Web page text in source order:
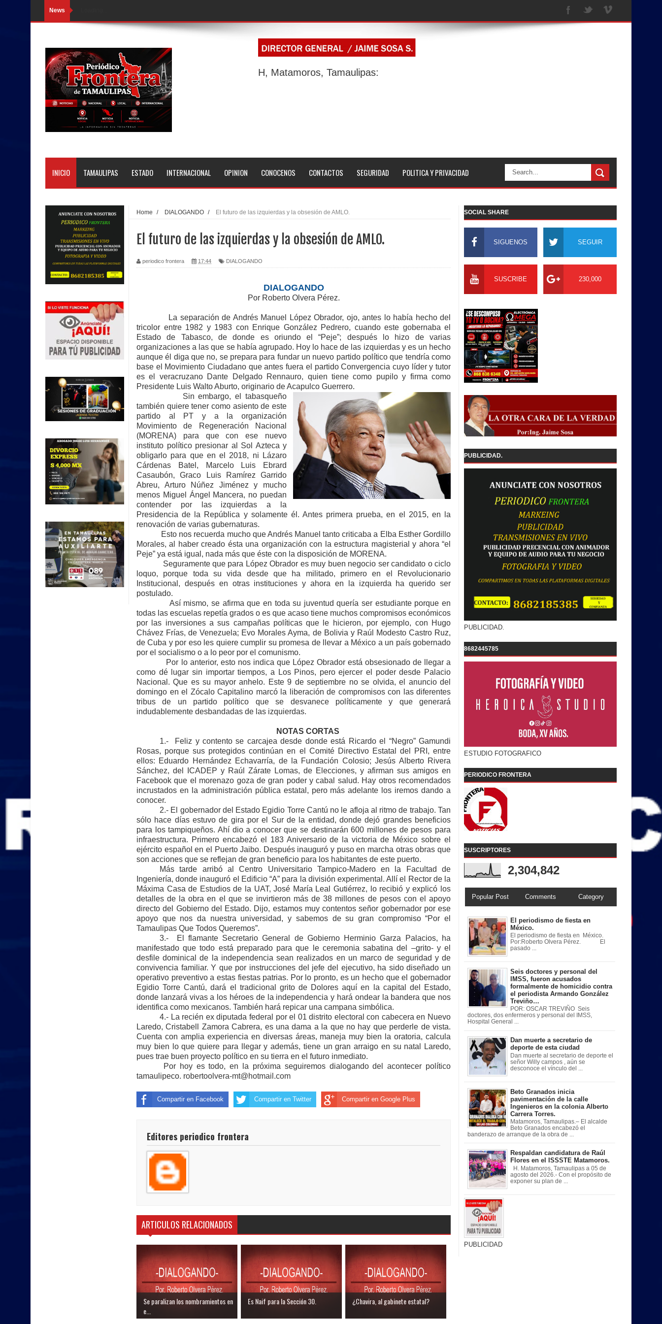
News
H, Matamoros, Tamaulipas:
INICIO TAMAULIPAS ESTADO INTERNACIONAL OPINION CONOCENOS CONTACTOS SEGURIDAD POLITICA Y PRIVACIDAD
Home / DIALOGANDO / El futuro de las izquierdas y la obsesión de AMLO.
El futuro de las izquierdas y la obsesión de AMLO.
periodico frontera 17:44 DIALOGANDO
DIALOGANDO
Por Roberto Olvera Pérez.
La separación de Andrés Manuel López Obrador, ojo, antes lo había hecho del
tricolor entre 1982 y 1983 con Enrique González Pedrero, cuando este gobernaba el
Estado de Tabasco, de donde es oriundo el “Peje”; después lo hizo de varias
organizaciones a las que se había agrupado. Hoy lo hace de las izquierdas y es un hecho
aunque él diga que no, se prepara para fundar un nuevo partido político que tendría como
base el Movimiento Ciudadano que antes fuera el partido Convergencia cuyo líder y tutor
es el veracruzano Dante Delgado Rennauro, quien tiene como pupilo y firma como
Presidente Luis Walto Aburto, originario de Acapulco Guerrero.
Sin embargo, el tabasqueño
también quiere tener como asiento de este
partido al PT y a la organización
Movimiento de Regeneración Nacional
(MORENA) para que con ese nuevo
instituto político presionar al Sol Azteca y
obligarlo para que en el 2018, ni Lázaro
Cárdenas Batel, Marcelo Luis Ebrard
Casaubón, Graco Luis Ramírez Garrido
Abreu, Arturo Núñez Jiménez y mucho
menos Miguel Ángel Mancera, no puedan
contender por las izquierdas a la
Presidencia de la República y solamente él. Antes primera prueba, en el 2015, en la
renovación de varias gubernaturas.
Esto nos recuerda mucho que Andrés Manuel tanto criticaba a Elba Esther Gordillo
Morales, al haber creado ésta una organización con la estructura magisterial y ahora “el
Peje” ya está igual, nada más que éste con la disposición de MORENA.
Seguramente que para López Obrador es muy buen negocio ser candidato o ciclo
loquo, porque toda su vida desde que ha militado, primero en el Revolucionario
Institucional, después en otras instituciones y ahora en la izquierda ha querido ser
postulado.
Así mismo, se afirma que en toda su juventud quería ser estudiante porque en
todas las escuelas repetía grados o es que acaso tiene muchos compromisos económicos
por las inversiones a sus campañas políticas que le hicieron, por ejemplo, con Hugo
Chávez Frías, de Venezuela; Evo Morales Ayma, de Bolivia y Raúl Modesto Castro Ruz,
de Cuba y por eso les quiere cumplir su promesa de llevar a México a un país gobernado
por el socialismo o a lo peor por el comunismo.
Por lo anterior, esto nos indica que López Obrador está obsesionado de llegar a
como dé lugar sin importar tiempos, a Los Pinos, pero ejercer el poder desde Palacio
Nacional. Que es su mayor anhelo. Este 9 de septiembre no se olvida, el anuncio del
domingo en el Zócalo Capitalino marcó la liberación de compromisos con las diferentes
tribus de un partido político que se desvanece políticamente y que generará
indudablemente desbandadas de las izquierdas.
NOTAS CORTAS
1.- Feliz y contento se carcajea desde donde está Ricardo el “Negro” Gamundi
Rosas, porque sus protegidos continúan en el Comité Directivo Estatal del PRI, entre
ellos: Eduardo Hernández Echavarría, de la Fundación Colosio; Jesús Alberto Rivera
Sánchez, del ICADEP y Raúl Zárate Lomas, de Elecciones, y afirman sus amigos en
Facebook que el morenazo goza de gran poder y cabal salud. Hay otros recomendados
incrustados en la administración pública estatal, pero más adelante los iremos dando a
conocer.
2.- El gobernador del Estado Egidio Torre Cantú no le afloja al ritmo de trabajo. Tan
sólo hace días estuvo de gira por el Sur de la entidad, donde dejó grandes beneficios
para los tampiqueños. Ahí dio a conocer que se destinarán 600 millones de pesos para
infraestructura. Primero encabezó el 183 Aniversario de la victoria de México sobre el
ejército español en el Puerto Jaibo. Después inauguró y puso en marcha otras obras que
son acciones que se reflejan de gran beneficio para los habitantes de este puerto.
Más tarde arribó al Centro Universitario Tampico-Madero en la Facultad de
Ingeniería, donde inauguró el Edificio “A” para la división experimental. Allí el Rector de la
Máxima Casa de Estudios de la UAT, José María Leal Gutiérrez, lo recibió y explicó los
detalles de la obra en el que se invirtieron más de 38 millones de pesos con el apoyo
directo del Gobierno del Estado. Dijo, estamos muy contentos señor gobernador por ese
apoyo que nos da nuestra universidad, y sabemos de su gran compromiso “Por el
Tamaulipas Que Todos Queremos”.
3.- El flamante Secretario General de Gobierno Herminio Garza Palacios, ha
manifestado que todo está preparado para que le ceremonia sabatina del –grito- y el
desfile dominical de la independencia sean realizados en un marco de seguridad y de
convivencia familiar. Y que por instrucciones del jefe del ejecutivo, ha sido diseñado un
operativo preventivo a estas fiestas patrias. Por lo pronto, es un hecho que el gobernador
Egidio Torre Cantú, dará el tradicional grito de Dolores aquí en la capital del Estado,
donde lanzará vivas a los héroes de la independencia y hará ondear la bandera que nos
identifica como mexicanos. También hará repicar una campana simbólica.
4.- La recién ex diputada federal por el 01 distrito electoral con cabecera en Nuevo
Laredo, Cristabell Zamora Cabrera, es una dama a la que no hay que perderle de vista.
Cuenta con amplia experiencia en diversas áreas, maneja muy bien la oratoria, calcula
muy bien lo que quiere para llegar y además, tiene un gran arraigo en su natal Laredo,
pues trae buen proyecto político en su tierra en el futuro inmediato.
Por hoy es todo, en la próxima seguiremos dialogando del acontecer político
tamaulipeco. robertoolvera-mt@hotmail.com
Compartir en Facebook Compartir en Twitter Compartir en Google Plus
Editores periodico frontera
ARTICULOS RELACIONADOS
Se paralizan los nombramientos en
e...
Es Naif para la Sección 30. ¿Chavira, al gabinete estatal?
SOCIAL SHARE
SIGUENOS SEGUIR
SUSCRIBE 230,000
PUBLICIDAD.
PUBLICIDAD.
8682445785
ESTUDIO FOTOGRAFICO
PERIODICO FRONTERA
SUSCRIPTORES
2,304,842
Popular Post Comments Category
El periodismo de fiesta en
México.
El periodismo de fiesta en México.
Por:Roberto Olvera Pérez. El
pasado ...
Seis doctores y personal del
IMSS, fueron acusados
formalmente de homicidio contra
el periodista Armando González
Treviño…
POR: OSCAR TREVIÑO Seis
doctores, dos enfermeros y personal del IMSS,
Hospital General ...
Dan muerte a secretario de
deporte de esta ciudad
Dan muerte al secretario de deporte el
señor Willy campos , aún se
desconoce el vínculo del ...
Beto Granados inicia
pavimentación de la calle
Ingenieros en la colonia Alberto
Carrera Torres.
Matamoros, Tamaulipas.– El alcalde
Beto Granados encabezó el
banderazo de arranque de la obra de ...
Respaldan candidatura de Raúl
Flores en el ISSSTE Matamoros.
H. Matamoros, Tamaulipas a 05 de
agosto del 2026.- Con el propósito de
exponer su plan de ...
PUBLICIDAD